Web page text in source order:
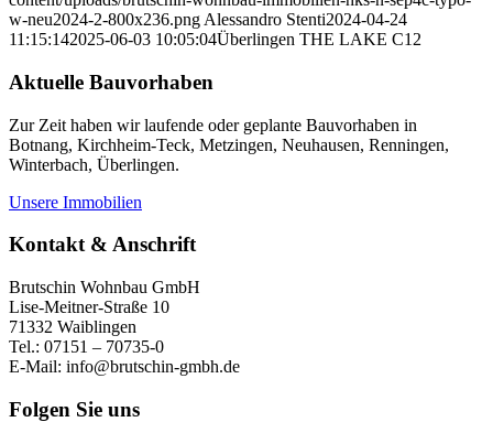
w-neu2024-2-800x236.png Alessandro Stenti2024-04-24
11:15:142025-06-03 10:05:04Überlingen THE LAKE C12
Aktuelle Bauvorhaben
Zur Zeit haben wir laufende oder geplante Bauvorhaben in
Botnang, Kirchheim-Teck, Metzingen, Neuhausen, Renningen,
Winterbach, Überlingen.
Unsere Immobilien
Kontakt & Anschrift
Brutschin Wohnbau GmbH
Lise-Meitner-Straße 10
71332 Waiblingen
Tel.: 07151 – 70735-0
E-Mail: info@brutschin-gmbh.de
Folgen Sie uns